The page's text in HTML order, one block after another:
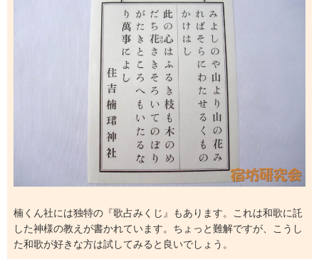
楠くん社には独特の『歌占みくじ』もあります。これは和歌に託
した神様の教えが書かれています。ちょっと難解ですが、こうし
た和歌が好きな方は試してみると良いでしょう。